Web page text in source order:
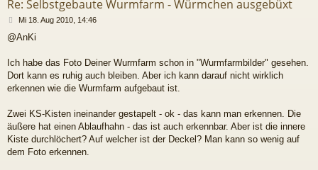
Re: Selbstgebaute Wurmfarm - Würmchen ausgebüxt
B
i
r
a
g
Mi 18. Aug 2010, 14:46
@AnKi
Ich habe das Foto Deiner Wurmfarm schon in "Wurmfarmbilder" gesehen.
Dort kann es ruhig auch bleiben. Aber ich kann darauf nicht wirklich
erkennen wie die Wurmfarm aufgebaut ist.
Zwei KS-Kisten ineinander gestapelt - ok - das kann man erkennen. Die
äußere hat einen Ablaufhahn - das ist auch erkennbar. Aber ist die innere
Kiste durchlöchert? Auf welcher ist der Deckel? Man kann so wenig auf
dem Foto erkennen.